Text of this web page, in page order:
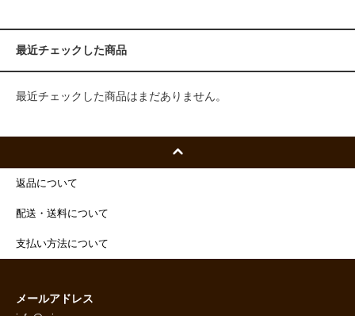
最近チェックした商品
最近チェックした商品はまだありません。
返品について
配送・送料について
支払い方法について
メールアドレス